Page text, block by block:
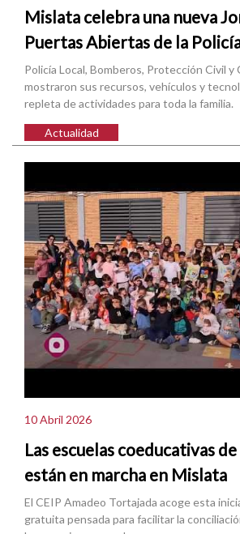
Mislata celebra una nueva
Puertas Abiertas de la
Policía Local, Bomberos, Protección Civil y
mostraron sus recursos, vehículos y
repleta de actividades para toda la familia.
Actualidad
10 Abril 2026
Las escuelas coeducativas de
están en marcha en Mislata
El CEIP Amadeo Tortajada acoge esta
gratuita pensada para facilitar la